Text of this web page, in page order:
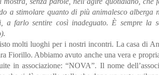
a stimolare quanto di più animalesco alberga
a farlo sentire così inadeguato. È sempre
molti luoghi per i nostri incontri. La casa di
Fiorillo. Abbiamo avuto anche una vera e
in associazione: “NOVA”. Il nome